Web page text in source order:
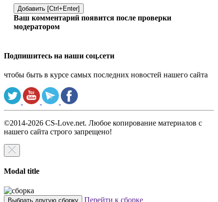
Добавить [Ctrl+Enter]
Ваш комментарий появится после проверки
модератором
Подпишитесь на наши соц.сети
чтобы быть в курсе самых последних новостей нашего сайта
©2014-2026 CS-Love.net. Любое копирование материалов с
нашего сайта строго запрещено!
Modal title
Выбрать другую сборку Перейти к сборке